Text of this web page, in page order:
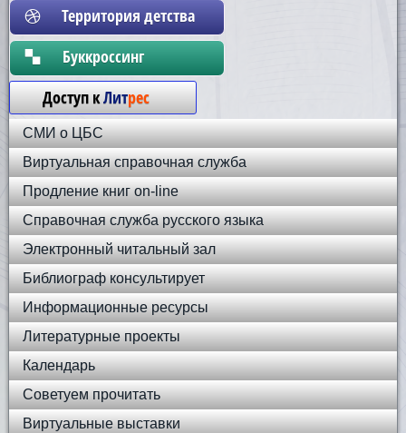
Территория детства
Бyккpoccинг
Доступ кЛитрес
СМИ о ЦБС
Виртуальная справочная служба
Продление книг on-line
Справочная служба русского языка
Электронный читальный зал
Библиограф консультирует
Информационные ресурсы
Литературные проекты
Календарь
Советуем прочитать
Виртуальные выставки